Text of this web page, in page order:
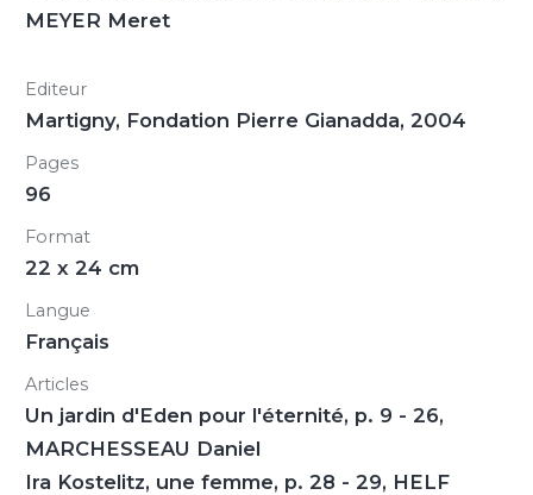
MEYER Meret
Editeur
Martigny, Fondation Pierre Gianadda, 2004
Pages
96
Format
22 x 24 cm
Langue
Français
Articles
Un jardin d'Eden pour l'éternité, p. 9 - 26,
MARCHESSEAU Daniel
Ira Kostelitz, une femme, p. 28 - 29, HELF